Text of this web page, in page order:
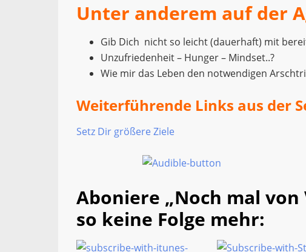
Unter anderem auf der
Gib Dich nicht so leicht (dauerhaft) mit
Unzufriedenheit – Hunger – Mindset..?
Wie mir das Leben den notwendigen
Weiterführende Links aus der
Setz Dir größere Ziele
Aboniere „Noch mal von
so keine Folge mehr: